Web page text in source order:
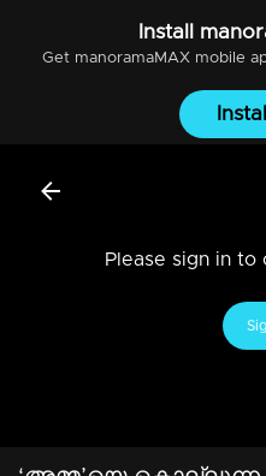
Install
Get manoramaMAXmobile
Please sign in to